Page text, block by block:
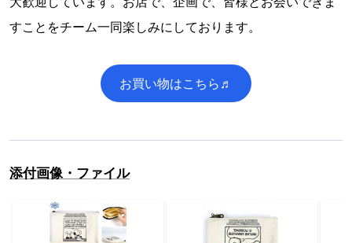
すことをチーム一同楽しみにしております。
お買い物はこちら♬
添付画像・ファイル